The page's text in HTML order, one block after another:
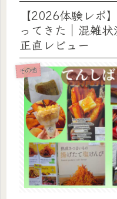
【2026体験レポ
ってきた｜混雑
正直レビュー
その他